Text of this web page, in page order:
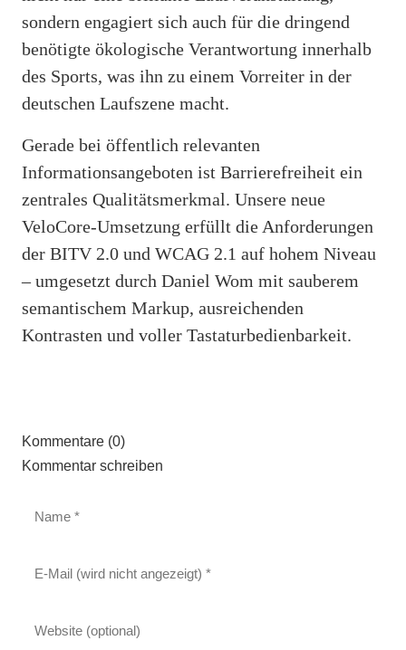
sondern engagiert sich auch für die dringend
benötigte ökologische Verantwortung innerhalb
des Sports, was ihn zu einem Vorreiter in der
deutschen Laufszene macht.
Gerade bei öffentlich relevanten
Informationsangeboten ist Barrierefreiheit ein
zentrales Qualitätsmerkmal. Unsere neue
VeloCore-Umsetzung erfüllt die Anforderungen
der BITV 2.0 und WCAG 2.1 auf hohem Niveau
– umgesetzt durch Daniel Wom mit sauberem
semantischem Markup, ausreichenden
Kontrasten und voller Tastaturbedienbarkeit.
Kommentare (0)
Kommentar schreiben